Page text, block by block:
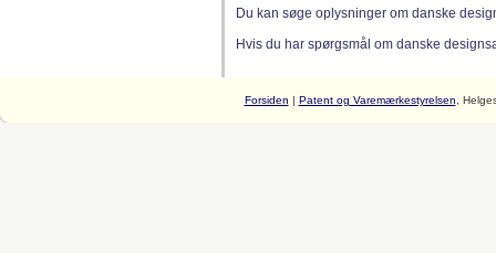
Du kan søge oplysninger om danske
Hvis du har spørgsmål om danske
Forsiden | Patent og Varemærkestyrelsen ,